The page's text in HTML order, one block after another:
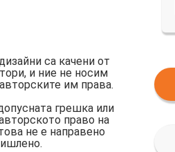
са качени от
и ние не носим
им права.
грешка или
право на
не е направено